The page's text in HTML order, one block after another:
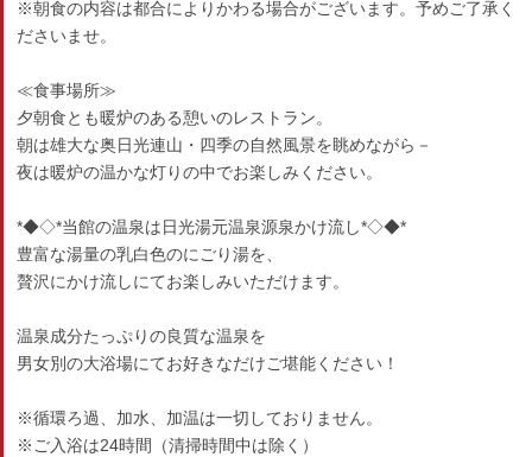
※朝食の内容は都合によりかわる場合がございます。予めご了承く
ださいませ。
≪食事場所≫
夕朝食とも暖炉のある憩いのレストラン。
朝は雄大な奥日光連山・四季の自然風景を眺めながら－
夜は暖炉の温かな灯りの中でお楽しみください。
*◆◇*当館の温泉は日光湯元温泉源泉かけ流し*◇◆*
豊富な湯量の乳白色のにごり湯を、
贅沢にかけ流しにてお楽しみいただけます。
温泉成分たっぷりの良質な温泉を
男女別の大浴場にてお好きなだけご堪能ください！
※循環ろ過、加水、加温は一切しておりません。
※ご入浴は24時間（清掃時間中は除く）